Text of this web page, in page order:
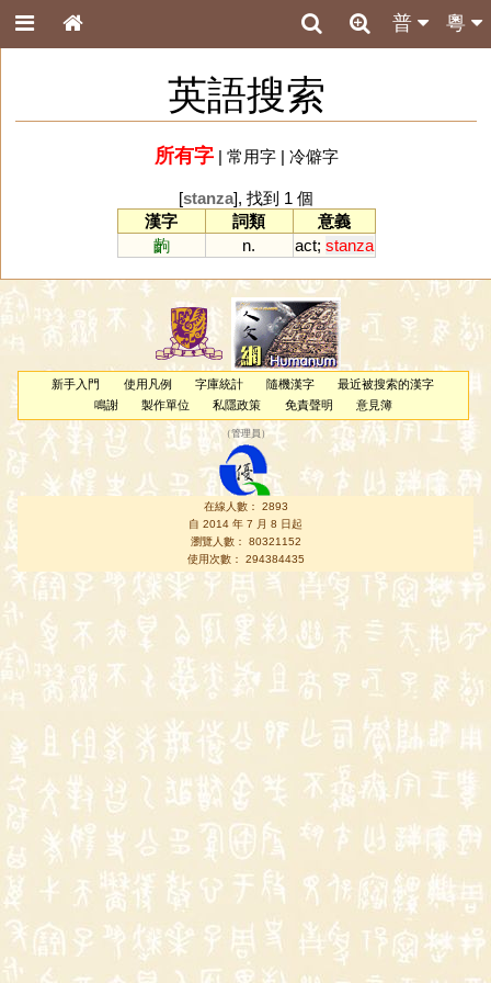
粵
普
英語搜索
所有字| 常用字| 冷僻字
[stanza], 找到 1 個
漢字
詞類
意義
齣
n. act; stanza
新手入門 使用凡例 字庫統計 隨機漢字
最近被搜索的漢字
鳴謝
製作單位 私隱政策 免責聲明 意見簿
（管理員 ）
在線人數： 2893
自 2014 年 7 月 8 日起
瀏覽人數： 80321152
使用次數： 294384435